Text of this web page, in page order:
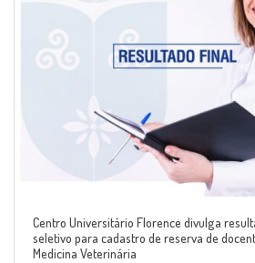
Centro Universitário Florence divulga
seletivo para cadastro de reserva de
Medicina Veterinária